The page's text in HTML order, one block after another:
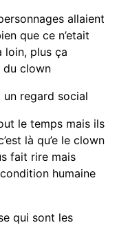
allaient
que ce n’etait
loin, plus ça
du clown
un regard social
le temps mais ils
là qu’e le clown
fait rire mais
humaine
qui sont les